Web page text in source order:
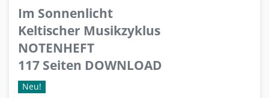
Im Sonnenlicht
Keltischer Musikzyklus
NOTENHEFT
117 Seiten DOWNLOAD
Neu!